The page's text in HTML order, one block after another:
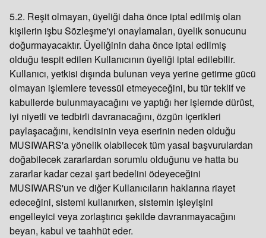
5.2. Reşit olmayan, üyeliği daha önce iptal edilmiş olan
kişilerin işbu Sözleşme'yi onaylamaları, üyelik sonucunu
doğurmayacaktır. Üyeliğinin daha önce iptal edilmiş
olduğu tespit edilen Kullanıcının üyeliği iptal edilebilir.
Kullanıcı, yetkisi dışında bulunan veya yerine getirme gücü
olmayan işlemlere tevessül etmeyeceğini, bu tür teklif ve
kabullerde bulunmayacağını ve yaptığı her işlemde dürüst,
iyi niyetli ve tedbirli davranacağını, özgün içerikleri
paylaşacağını, kendisinin veya eserinin neden olduğu
MUSIWARS'a yönelik olabilecek tüm yasal başvurulardan
doğabilecek zararlardan sorumlu olduğunu ve hatta bu
zararlar kadar cezai şart bedelini ödeyeceğini
MUSIWARS'un ve diğer Kullanıcıların haklarına riayet
edeceğini, sistemi kullanırken, sistemin işleyişini
engelleyici veya zorlaştırıcı şekilde davranmayacağını
beyan, kabul ve taahhüt eder.